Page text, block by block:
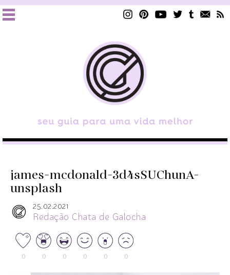
james-mcdonald-3d4sSUChunA-
unsplash
25.02.2021
Redação Chata de Galocha
0 0 0 0 0 0